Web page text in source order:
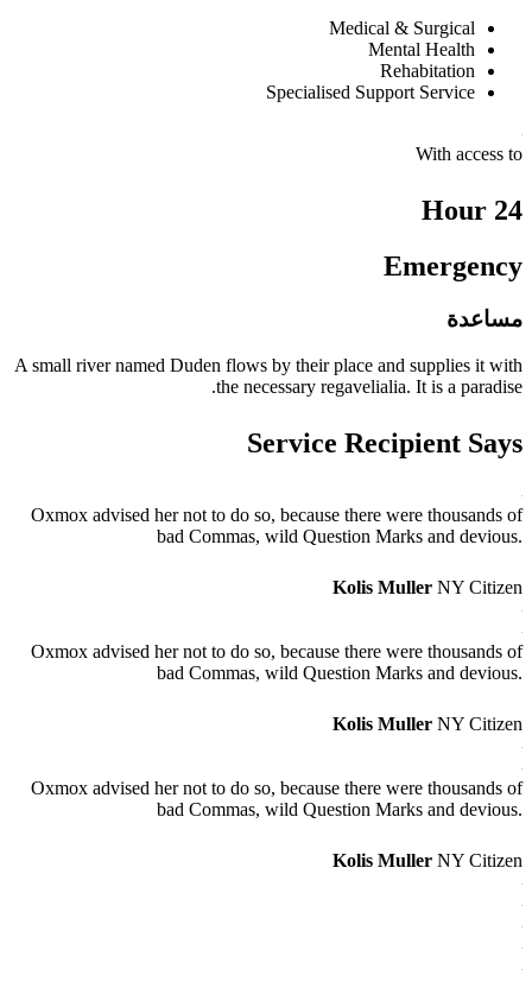
Medical & Surgical
Mental Health
Rehabitation
Specialised Support Service
With access to
24 Hour
Emergency
مساعدة
A small river named Duden flows by their place and supplies it with
the necessary regavelialia. It is a paradise.
Service Recipient Says
Oxmox advised her not to do so, because there were thousands of
bad Commas, wild Question Marks and devious.
Kolis Muller NY Citizen
Oxmox advised her not to do so, because there were thousands of
bad Commas, wild Question Marks and devious.
Kolis Muller NY Citizen
Oxmox advised her not to do so, because there were thousands of
bad Commas, wild Question Marks and devious.
Kolis Muller NY Citizen